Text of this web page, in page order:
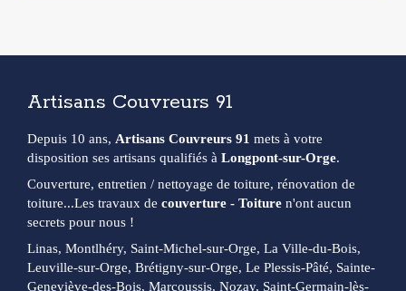
Artisans Couvreurs 91
Depuis 10 ans, Artisans Couvreurs 91 mets à votre
disposition ses artisans qualifiés à Longpont-sur-Orge.
Couverture, entretien / nettoyage de toiture, rénovation de
toiture...Les travaux de couverture - Toiture n'ont aucun
secrets pour nous !
Linas, Montlhéry, Saint-Michel-sur-Orge, La Ville-du-Bois,
Leuville-sur-Orge, Brétigny-sur-Orge, Le Plessis-Pâté, Sainte-
Geneviève-des-Bois, Marcoussis, Nozay, Saint-Germain-lès-